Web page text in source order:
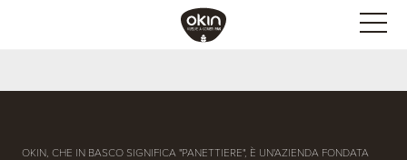
OKIN, CHE IN BASCO SIGNIFICA "PANETTIERE", È UN'AZIENDA FONDATA